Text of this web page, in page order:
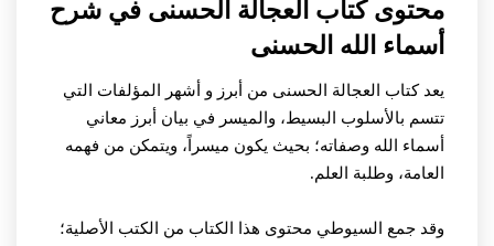
محتوى كتاب العجالة الحسنى في شرح
أسماء الله الحسنى
يعد كتاب العجالة الحسنى من أبرز و أشهر المؤلفات التي
تتسم بالأسلوب البسيط، والميسر في بيان أبرز معاني
أسماء الله وصفاته؛ بحيث يكون ميسراً، ويتمكن من فهمه
العامة، وطلبة العلم.
وقد جمع السيوطي محتوى هذا الكتاب من الكتب الأصلية؛